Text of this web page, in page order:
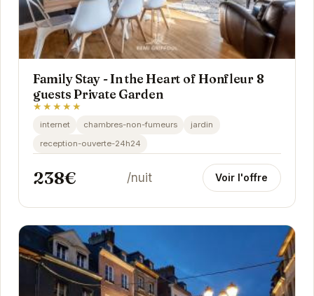
Family Stay - In the Heart of Honfleur 8
guests Private Garden
★★★★★
internet chambres-non-fumeurs
jardin
reception-ouverte-24h24
238€ /nuit Voir l'offre